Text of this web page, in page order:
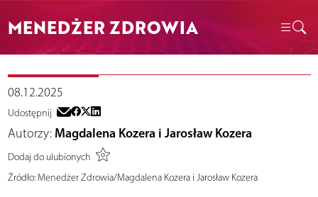
MENEDŻER ZDROWIA
08.12.2025
Udostępnij
Autorzy: Magdalena Kozera i Jarosław Kozera
Dodaj do ulubionych
Źródło:Menedżer Zdrowia/Magdalena Kozera i Jarosław Kozera